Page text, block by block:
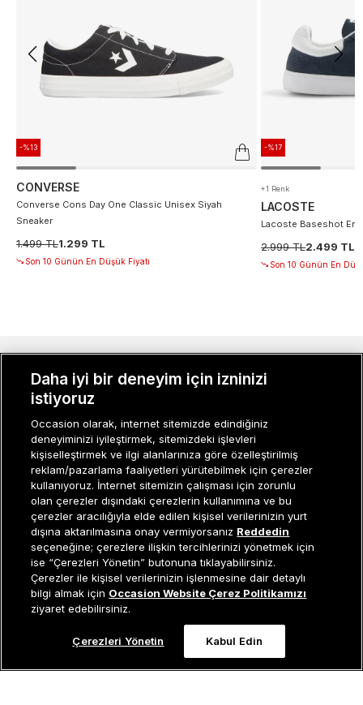
Tükendi
-%13
CONVERSE
Converse Cons Day One Classic Unisex Siyah
Sneaker
1.499 TL1.299 TL
Son 10 Günün En Düşük Fiyatı
-%17
+1 Renk
LACOSTE
Lacoste Baseshot
2.999 TL2.499 TL
Son 10 Günün En
Müşteri İlişkileri0 850 800 01 20
KURUMSAL
KADIN KATEGORILER
GRUP MARKALAR
ERKEK KATEGORILER
Occasion bir EREN PERAKENDE markasıdır. © Eren Holding
Daha iyi bir deneyim için izninizi
istiyoruz
Occasion olarak, internet sitemizde edindiğiniz
deneyiminizi iyileştirmek, sitemizdeki işlevleri
kişiselleştirmek ve ilgi alanlarınıza göre özelleştirilmiş
reklam/pazarlama faaliyetleri yürütebilmek için çerezler
kullanıyoruz. İnternet sitemizin çalışması için zorunlu
olan çerezler dışındaki çerezlerin kullanımına ve bu
çerezler aracılığıyla elde edilen kişisel verilerinizin yurt
dışına aktarılmasına onay vermiyorsanız Reddedin
seçeneğine; çerezlere ilişkin tercihlerinizi yönetmek için
ise “Çerezleri Yönetin” butonuna tıklayabilirsiniz.
Çerezler ile kişisel verilerinizin işlenmesine dair detaylı
bilgi almak için Occasion Website Çerez Politikamızı
ziyaret edebilirsiniz.
Çerezleri Yönetin Kabul Edin